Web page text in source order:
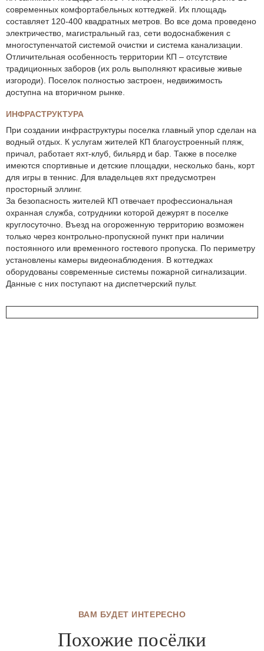
современных комфортабельных коттеджей. Их площадь
составляет 120-400 квадратных метров. Во все дома проведено
электричество, магистральный газ, сети водоснабжения с
многоступенчатой системой очистки и система канализации.
Отличительная особенность территории КП – отсутствие
традиционных заборов (их роль выполняют красивые живые
изгороди). Поселок полностью застроен, недвижимость
доступна на вторичном рынке.
ИНФРАСТРУКТУРА
При создании инфраструктуры поселка главный упор сделан на
водный отдых. К услугам жителей КП благоустроенный пляж,
причал, работает яхт-клуб, бильярд и бар. Также в поселке
имеются спортивные и детские площадки, несколько бань, корт
для игры в теннис. Для владельцев яхт предусмотрен
просторный эллинг.
За безопасность жителей КП отвечает профессиональная
охранная служба, сотрудники которой дежурят в поселке
круглосуточно. Въезд на огороженную территорию возможен
только через контрольно-пропускной пункт при наличии
постоянного или временного гостевого пропуска. По периметру
установлены камеры видеонаблюдения. В коттеджах
оборудованы современные системы пожарной сигнализации.
Данные с них поступают на диспетчерский пульт.
ВАМ БУДЕТ ИНТЕРЕСНО
Похожие посёлки